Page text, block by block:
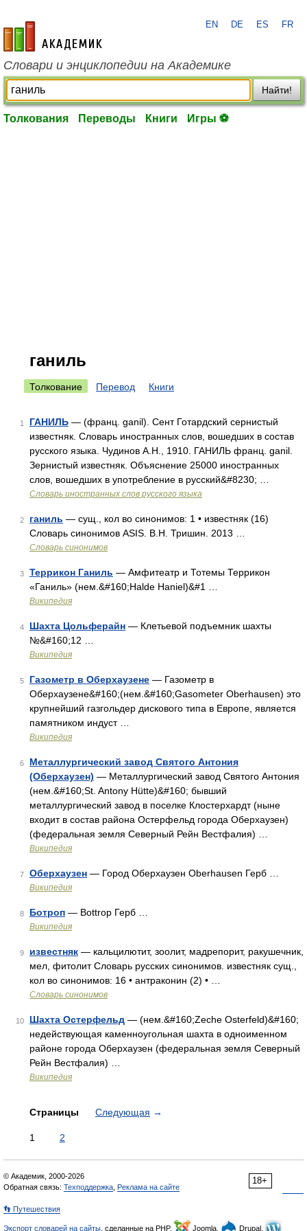
academic.ru
EN DE ES FR
Словари и энциклопедии на Академике
Найти!
Толкования Переводы Книги Игры ⚽
ганиль
Толкование Перевод Книги
1 ГАНИЛЬ — (франц. ganil). Сент Готардский сернистый
известняк. Словарь иностранных слов, вошедших в состав
русского языка. Чудинов А.Н., 1910. ГАНИЛЬ франц. ganil.
Зернистый известняк. Объяснение 25000 иностранных
слов, вошедших в употребление в русский&#8230; …
Словарь иностранных слов русского языка
2 ганиль — сущ., кол во синонимов: 1 • известняк (16)
Словарь синонимов ASIS. В.Н. Тришин. 2013 …
Словарь синонимов
3 Террикон Ганиль — Амфитеатр и Тотемы Террикон
«Ганиль» (нем.&#160;Halde Haniel)&#1 …
Википедия
4 Шахта Цольферайн — Клетьевой подъемник шахты
№&#160;12 …
Википедия
5 Газометр в Оберхаузене — Газометр в
Оберхаузене&#160;(нем.&#160;Gasometer Oberhausen) это
крупнейший газгольдер дискового типа в Европе, является
памятником индуст …
Википедия
6
Металлургический завод Святого Антония
(Оберхаузен) — Металлургический завод Святого Антония
(нем.&#160;St. Antony Hütte)&#160; бывший
металлургический завод в поселке Клостерхардт (ныне
входит в состав района Остерфельд города Оберхаузен)
(федеральная земля Северный Рейн Вестфалия) …
Википедия
7 Оберхаузен — Город Оберхаузен Oberhausen Герб …
Википедия
8 Ботроп — Bottrop Герб …
Википедия
9 известняк — кальцилютит, зоолит, мадрепорит, ракушечник,
мел, фитолит Словарь русских синонимов. известняк сущ.,
кол во синонимов: 16 • антраконин (2) • …
Словарь синонимов
10 Шахта Остерфельд — (нем.&#160;Zeche Osterfeld)&#160;
недействующая каменноугольная шахта в одноименном
районе города Оберхаузен (федеральная земля Северный
Рейн Вестфалия) …
Википедия
Страницы Следующая →
1 2
18+
© Академик, 2000-2026
Обратная связь: Техподдержка Реклама на сайте
👣 Путешествия
Экспорт словарей на сайты , сделанные на PHP, Joomla, Drupal,